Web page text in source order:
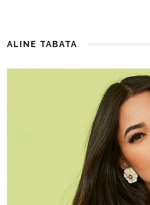
ALINE TABATA